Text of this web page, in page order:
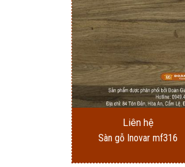
Liên hệ
Sàn gỗ Inovar mf316